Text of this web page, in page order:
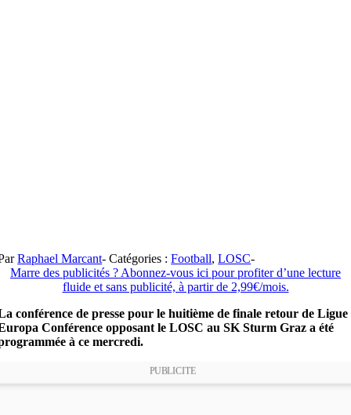
Raphael Marcant- Catégories :Football,LOSC-
Marre des publicités ? Abonnez-vous ici pour profiter d’une lecture
fluide et sans publicité, à partir de 2,99€/mois.
conférence de presse pour le huitième de finale retour de Ligue
Conférence opposant le LOSC au SK Sturm Graz a été
à ce mercredi.
PUBLICITE